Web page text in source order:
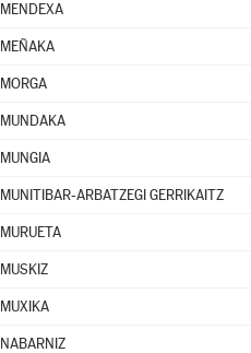
MENDEXA
MEÑAKA
MORGA
MUNDAKA
MUNGIA
MUNITIBAR-ARBATZEGI GERRIKAITZ
MURUETA
MUSKIZ
MUXIKA
NABARNIZ